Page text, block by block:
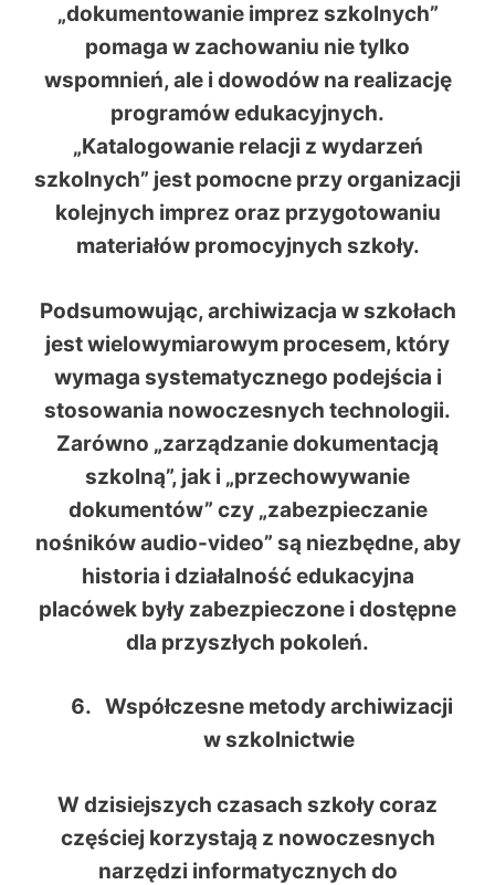
„dokumentowanie imprez szkolnych”
pomaga w zachowaniu nie tylko
wspomnień, ale i dowodów na realizację
programów edukacyjnych.
„Katalogowanie relacji z wydarzeń
szkolnych” jest pomocne przy organizacji
kolejnych imprez oraz przygotowaniu
materiałów promocyjnych szkoły.
Podsumowując, archiwizacja w szkołach
jest wielowymiarowym procesem, który
wymaga systematycznego podejścia i
stosowania nowoczesnych technologii.
Zarówno „zarządzanie dokumentacją
szkolną”, jak i „przechowywanie
dokumentów” czy „zabezpieczanie
nośników audio-video” są niezbędne, aby
historia i działalność edukacyjna
placówek były zabezpieczone i dostępne
dla przyszłych pokoleń.
Współczesne metody archiwizacji
w szkolnictwie
W dzisiejszych czasach szkoły coraz
częściej korzystają z nowoczesnych
narzędzi informatycznych do